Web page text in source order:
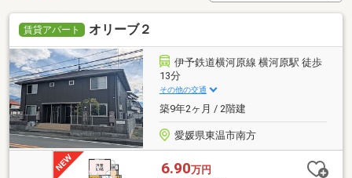
賃貸アパート オリーブ２
伊予鉄道横河原線 横河原駅 徒歩
13分
その他の交通
築9年2ヶ月 / 2階建
愛媛県東温市南方
6.90万円